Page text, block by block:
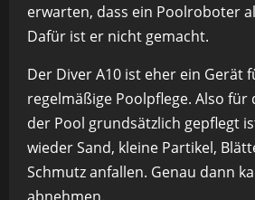
erwarten, dass ein Poolroboter
Dafür ist er nicht gemacht.
Der Diver A10 ist eher ein Gerät
regelmäßige Poolpflege. Also für
der Pool grundsätzlich gepflegt
wieder Sand, kleine Partikel,
Schmutz anfallen. Genau dann
abnehmen.